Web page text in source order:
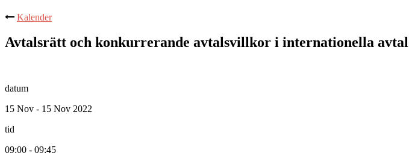
Kalender
Avtalsrätt och konkurrerande avtalsvillkor i internationella avtal
datum
15 Nov - 15 Nov 2022
tid
09:00 - 09:45